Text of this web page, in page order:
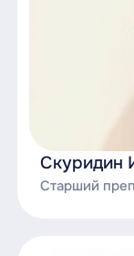
Скуридин
Старший